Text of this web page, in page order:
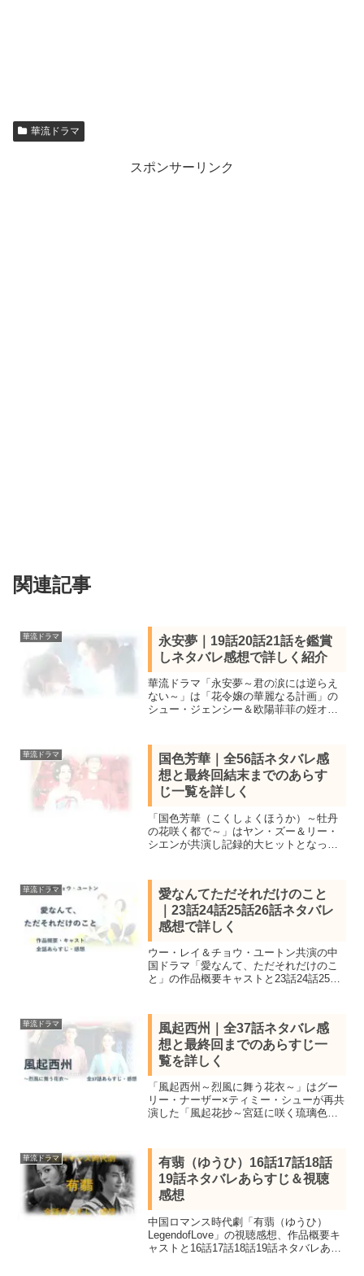
華流ドラマ
スポンサーリンク
関連記事
華流ドラマ
永安夢｜19話20話21話を鑑賞
しネタバレ感想で詳しく紹介
華流ドラマ「永安夢～君の涙には逆らえ
ない～」は「花令嬢の華麗なる計画」の
シュー・ジェンシー＆欧陽菲菲の姪オー
話を鑑賞し感想を交えネタバレあらすじ
を紹介します。
華流ドラマ
国色芳華｜全56話ネタバレ感
想と最終回結末までのあらす
じ一覧を詳しく
「国色芳華（こくしょくほうか）～牡丹
の花咲く都で～」はヤン・ズー＆リー・
シエンが共演し記録的大ヒットとなった
で紹介。牡丹栽培を職にする主人公が男
尊女卑の社会に立ち向かう
華流ドラマ
愛なんてただそれだけのこと
｜23話24話25話26話ネタバレ
感想で詳しく
ウー・レイ＆チョウ・ユートン共演の中
国ドラマ「愛なんて、ただそれだけのこ
と」の作品概要キャストと23話24話25話
イトのレビューで10点満点中8.2点の高評
価を獲得
華流ドラマ
風起西州｜全37話ネタバレ感
想と最終回までのあらすじ一
覧を詳しく
「風起西州～烈風に舞う花衣～」はグー
リー・ナーザー×ティミー・シューが再共
演した「風起花抄～宮廷に咲く琉璃色の
想で詳しく紹介。新婚夫婦が辺境の地で
戦と政争に巻き込まれる
華流ドラマ
有翡（ゆうひ）16話17話18話
19話ネタバレあらすじ＆視聴
感想
中国ロマンス時代劇「有翡（ゆうひ）
LegendofLove」の視聴感想、作品概要キ
ャストと16話17話18話19話ネタバレあら